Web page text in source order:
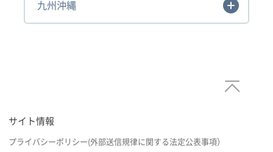
九州沖縄
サイト情報
プライバシーポリシー(外部送信規律に関する法定公表事項）